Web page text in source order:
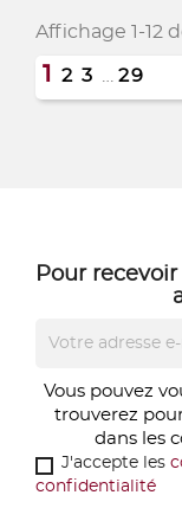
Affichage 1-12
1 2 3 29
Pour recevoir
Vous pouvez
trouverez
dans les
J'accepte les
confidentialité